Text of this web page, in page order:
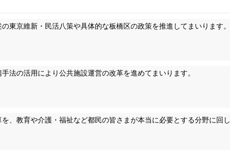
東京維新・民活八策や具体的な板橋区の政策を推進してまいります。
法の活用により公共施設運営の改革を進めてまいります。
、教育や介護・福祉など都民の皆さまが本当に必要とする分野に回し